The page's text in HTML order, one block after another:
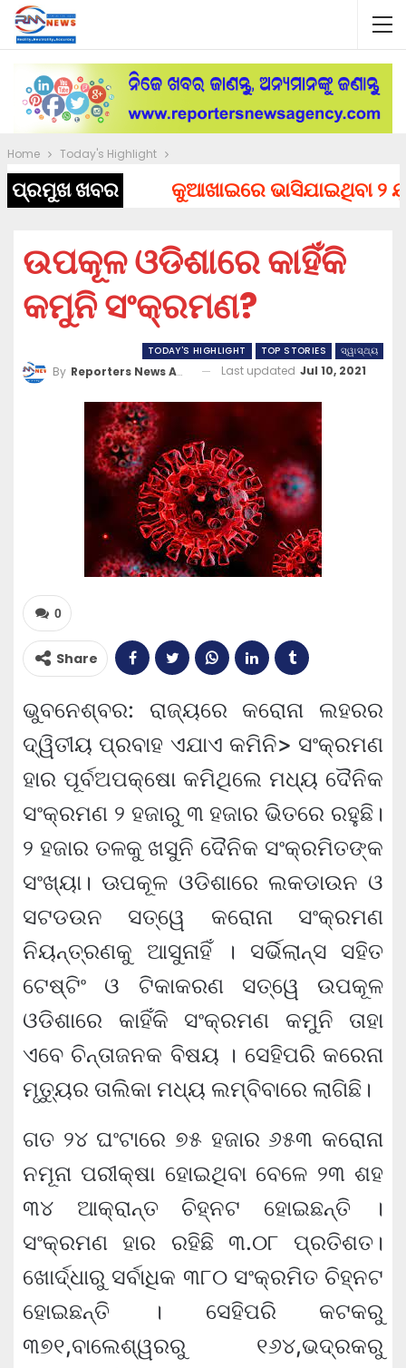
Home Today's Highlight
ପ୍ରମୁଖ ଖବର କୁଆଖାଇରେ ଭାସିଯାଇଥିବା ୨
ଉପକୂଳ ଓଡିଶାରେ କାହିଁକି
କମୁନି ସଂକ୍ରମଣ?
TODAY'S HIGHLIGHT TOP STORIES ସ୍ୱାସ୍ଥ୍ୟ
By Reporters News Agency Last updated Jul 10, 2021
0
Share
ଭୁବନେଶ୍ବର: ରାଜ୍ୟରେ କରୋନା ଲହରର
ଦ୍ୱିତୀୟ ପ୍ରବାହ ଏଯାଏ କମିନି> ସଂକ୍ରମଣ
ହାର ପୂର୍ବଅପକ୍ଷୋ କମିଥିଲେ ମଧ୍ୟ ଦୈନିକ
ସଂକ୍ରମଣ ୨ ହଜାରୁ ୩ ହଜାର ଭିତରେ ରହୁଛି।
୨ ହଜାର ତଳକୁ ଖସୁନି ଦୈନିକ ସଂକ୍ରମିତଙ୍କ
ସଂଖ୍ୟା। ଊପକୂଳ ଓଡିଶାରେ ଲକଡାଉନ ଓ
ସଟଡଉନ ସତ୍ୱେ କରୋନା ସଂକ୍ରମଣ
ନିୟନ୍ତ୍ରଣକୁ ଆସୁନାହିଁ । ସର୍ଭିଲାନ୍ସ ସହିତ
ଟେଷ୍ଟିଂ ଓ ଟିକାକରଣ ସତ୍ୱେ ଉପକୂଳ
ଓଡିଶାରେ କାହିଁକି ସଂକ୍ରମଣ କମୁନି ତାହା
ଏବେ ଚିନ୍ତାଜନକ ବିଷୟ । ସେହିପରି କରେନା
ମୃତ୍ୟୁର ତାଲିକା ମଧ୍ୟ ଲମ୍ବିବାରେ ଲାଗିଛି।
ଗତ ୨୪ ଘଂଟାରେ ୭୫ ହଜାର ୬୫୩ କରୋନା
ନମୂନା ପରୀକ୍ଷା ହୋଇଥିବା ବେଳେ ୨୩ ଶହ
୩୪ ଆକ୍ରାନ୍ତ ଚିହ୍ନଟ ହୋଇଛନ୍ତି ।
ସଂକ୍ରମଣ ହାର ରହିଛି ୩.୦୮ ପ୍ରତିଶତ।
ଖୋର୍ଦ୍ଧାରୁ ସର୍ବାଧିକ ୩୮୦ ସଂକ୍ରମିତ ଚିହ୍ନଟ
ହୋଇଛନ୍ତି । ସେହିପରି କଟକରୁ
୩୭୧,ବାଲେଶ୍ୱରରୁ ୧୬୪,ଭଦ୍ରକରୁ